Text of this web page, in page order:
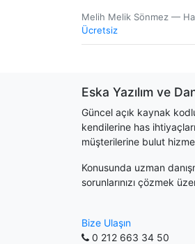
Melih Melik Sönmez —
Ücretsiz
Eska Yazılım ve
Güncel açık kaynak
kendilerine has
müşterilerine bulut
Konusunda uzman
sorunlarınızı çözmek
Bize Ulaşın
0 212 663 34 50